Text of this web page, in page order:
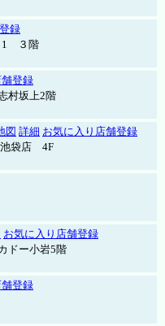
録
1 ３階
登録
村坂上2階
図 詳細 お気に入り店舗登録
池袋店 4F
お気に入り店舗登録
ドー小岩5階
登録